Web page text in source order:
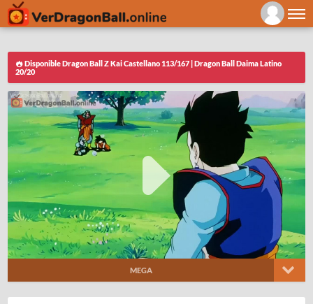
Disponible Dragon Ball Z Kai Castellano 113/167 | Dragon Ball Daima Latino
20/20
MEGA